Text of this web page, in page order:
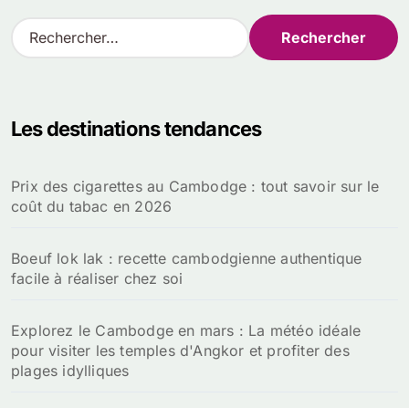
R
e
r
e
r
Les destinations tendances
Prix des cigarettes au Cambodge : tout savoir sur le
coût du tabac en 2026
Boeuf lok lak : recette cambodgienne authentique
facile à réaliser chez soi
Explorez le Cambodge en mars : La météo idéale
pour visiter les temples d'Angkor et profiter des
plages idylliques